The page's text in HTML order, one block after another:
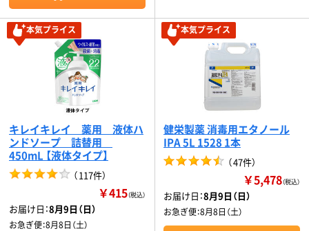
本気プライス
キレイキレイ 薬用 液体ハ
ンドソープ 詰替用
450mL 【液体タイプ】
（117件）
￥415（税込）
お届け日：8月9日（日）
お急ぎ便：8月8日（土）
本気プライス
健栄製薬 消毒用エタノール
IPA 5L 1528 1本
（47件）
￥5,478（税込）
お届け日：8月9日（日）
お急ぎ便：8月8日（土）